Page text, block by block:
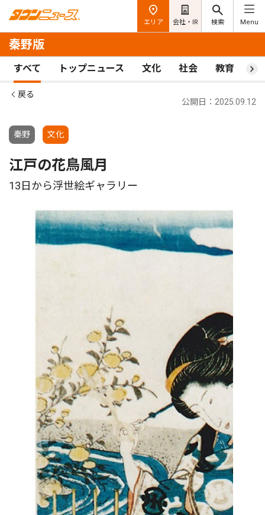
エリア 会社・IR 検索 Menu
秦野版
すべて トップニュース 文化 社会 教育 ス
戻る
秦野 文化
公開日：2025.09.12
江戸の花鳥風月
13日から浮世絵ギャラリー